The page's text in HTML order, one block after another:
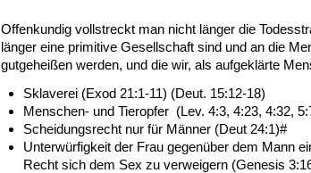
Offenkundig vollstreckt man nicht länger die
länger eine primitive Gesellschaft sind und an die
gutgeheißen werden, und die wir, als aufgeklärte
Sklaverei (Exod 21:1-11) (Deut. 15:12-18)
Menschen- und Tieropfer (Lev. 4:3, 4:23, 4:32,
Scheidungsrecht nur für Männer (Deut 24:1)#
Unterwürfigkeit der Frau gegenüber dem Mann
Recht sich dem Sex zu verweigern (Genesis